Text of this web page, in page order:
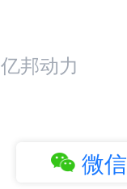
邦动力
微信